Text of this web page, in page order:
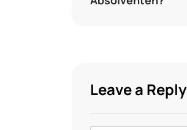
Leave a Reply